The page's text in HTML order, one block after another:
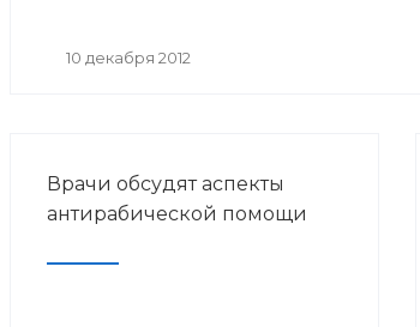
10 декабря 2012
Врачи обсудят аспекты
антирабической помощи